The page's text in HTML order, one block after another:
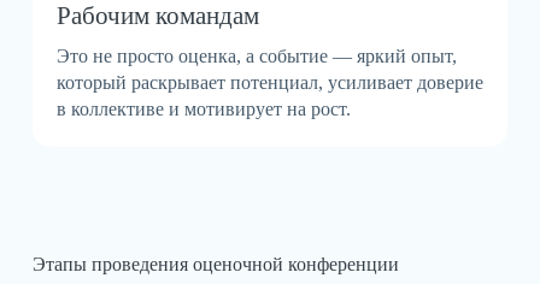
Рабочим командам
Это не просто оценка, а событие — яркий опыт,
который раскрывает потенциал, усиливает доверие
в коллективе и мотивирует на рост.
Этапы проведения оценочной конференции